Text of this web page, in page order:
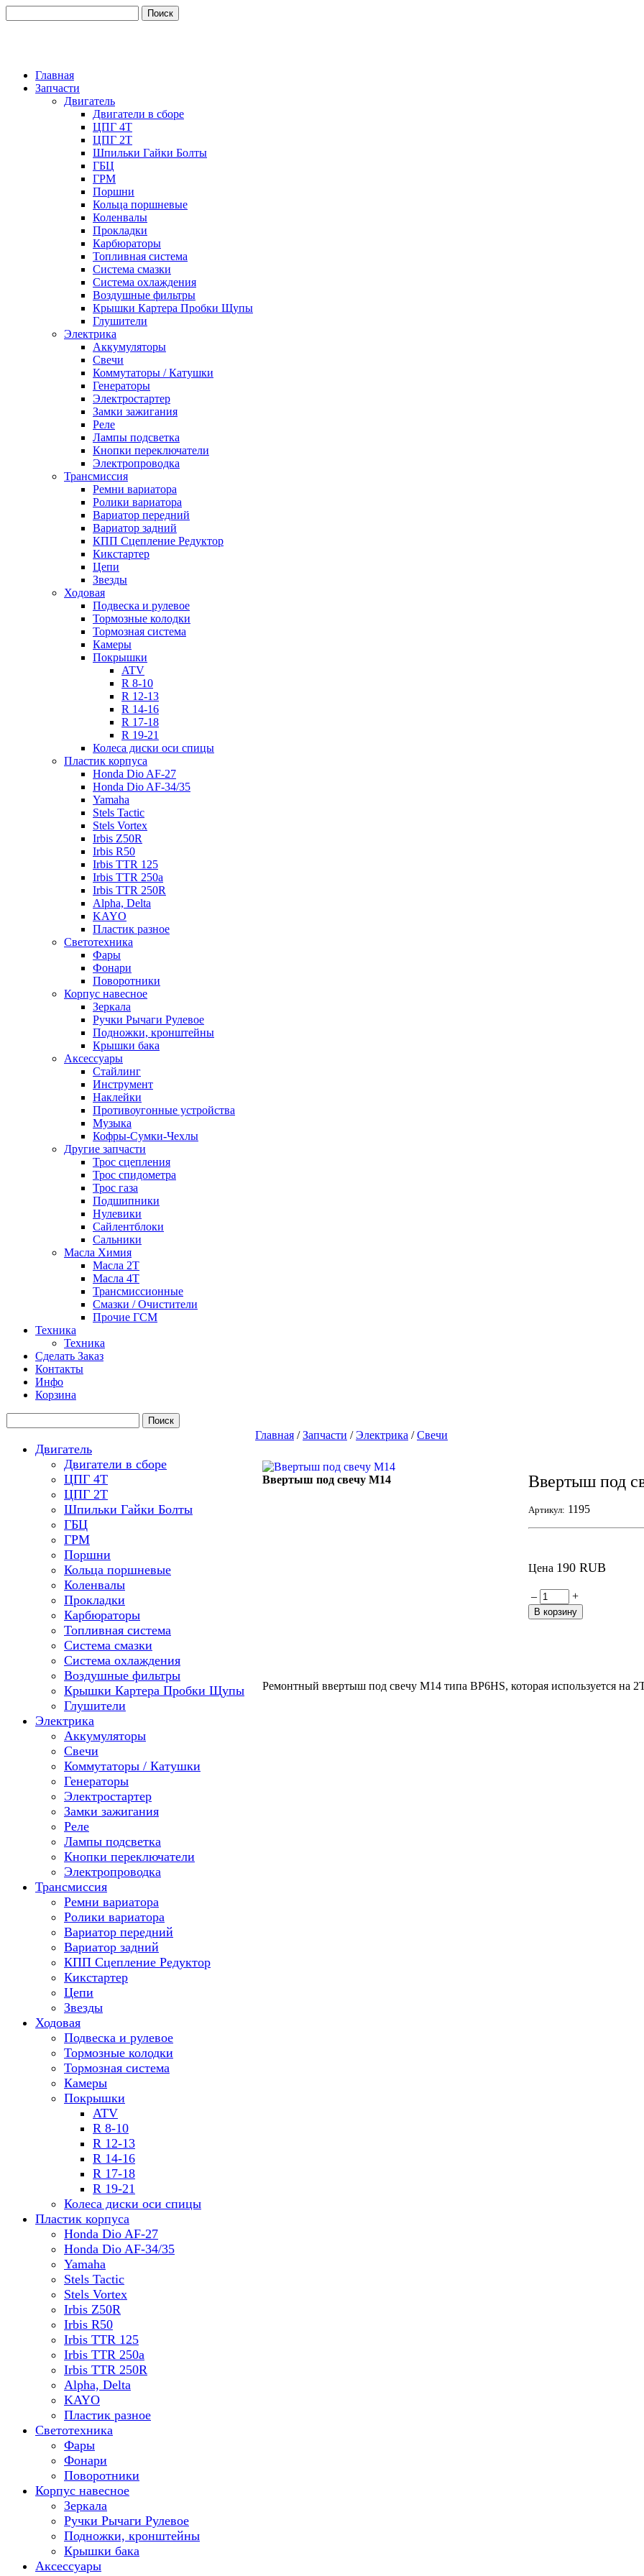
Главная
Запчасти
Двигатель
Двигатели в сборе
ЦПГ 4Т
ЦПГ 2Т
Шпильки Гайки Болты
ГБЦ
ГРМ
Поршни
Кольца поршневые
Коленвалы
Прокладки
Карбюраторы
Топливная система
Система смазки
Система охлаждения
Воздушные фильтры
Крышки Картера Пробки Щупы
Глушители
Электрика
Аккумуляторы
Свечи
Коммутаторы / Катушки
Генераторы
Электростартер
Замки зажигания
Реле
Лампы подсветка
Кнопки переключатели
Электропроводка
Трансмиссия
Ремни вариатора
Ролики вариатора
Вариатор передний
Вариатор задний
КПП Сцепление Редуктор
Кикстартер
Цепи
Звезды
Ходовая
Подвеска и рулевое
Тормозные колодки
Тормозная система
Камеры
Покрышки
ATV
R 8-10
R 12-13
R 14-16
R 17-18
R 19-21
Колеса диски оси спицы
Пластик корпуса
Honda Dio AF-27
Honda Dio AF-34/35
Yamaha
Stels Tactic
Stels Vortex
Irbis Z50R
Irbis R50
Irbis TTR 125
Irbis TTR 250a
Irbis TTR 250R
Alpha, Delta
KAYO
Пластик разное
Светотехника
Фары
Фонари
Поворотники
Корпус навесное
Зеркала
Ручки Рычаги Рулевое
Подножки, кронштейны
Крышки бака
Аксессуары
Стайлинг
Инструмент
Наклейки
Противоугонные устройства
Музыка
Кофры-Сумки-Чехлы
Другие запчасти
Трос сцепления
Трос спидометра
Трос газа
Подшипники
Нулевики
Сайлентблоки
Сальники
Масла Химия
Масла 2Т
Масла 4Т
Трансмиссионные
Смазки / Очистители
Прочие ГСМ
Техника
Техника
Сделать Заказ
Контакты
Инфо
Корзина
Двигатель
Двигатели в сборе
ЦПГ 4Т
ЦПГ 2Т
Шпильки Гайки Болты
ГБЦ
ГРМ
Поршни
Кольца поршневые
Коленвалы
Прокладки
Карбюраторы
Топливная система
Система смазки
Система охлаждения
Воздушные фильтры
Крышки Картера Пробки Щупы
Глушители
Электрика
Аккумуляторы
Свечи
Коммутаторы / Катушки
Генераторы
Электростартер
Замки зажигания
Реле
Лампы подсветка
Кнопки переключатели
Электропроводка
Трансмиссия
Ремни вариатора
Ролики вариатора
Вариатор передний
Вариатор задний
КПП Сцепление Редуктор
Кикстартер
Цепи
Звезды
Ходовая
Подвеска и рулевое
Тормозные колодки
Тормозная система
Камеры
Покрышки
ATV
R 8-10
R 12-13
R 14-16
R 17-18
R 19-21
Колеса диски оси спицы
Пластик корпуса
Honda Dio AF-27
Honda Dio AF-34/35
Yamaha
Stels Tactic
Stels Vortex
Irbis Z50R
Irbis R50
Irbis TTR 125
Irbis TTR 250a
Irbis TTR 250R
Alpha, Delta
KAYO
Пластик разное
Светотехника
Фары
Фонари
Поворотники
Корпус навесное
Зеркала
Ручки Рычаги Рулевое
Подножки, кронштейны
Крышки бака
Аксессуары
Главная /Запчасти /Электрика /Свечи
Ввертыш под свечу М14 Ввертыш под
Артикул: 1195
Цена 190 RUB
– +
Ремонтный ввертыш под свечу М14 типа BР6HS, которая используется на